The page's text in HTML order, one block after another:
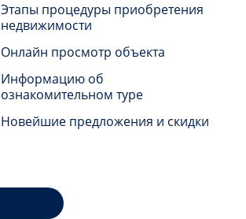
Этапы процедуры приобретения
недвижимости
Онлайн просмотр объекта
Информацию об
ознакомительном туре
Новейшие предложения и скидки